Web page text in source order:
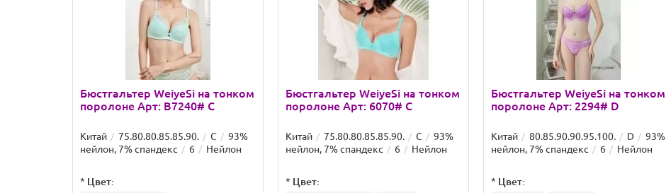
Бюстгальтер WeiyeSi на тонком
поролоне Арт: B7240# C
Китай 75.80.80.85.85.90. C
93%
нейлон, 7% спандекс
6 Нейлон
* Цвет:
Бюстгальтер WeiyeSi на тонком
поролоне Арт: 6070# C
Китай 75.80.80.85.85.90. C
93%
нейлон, 7% спандекс
6 Нейлон
* Цвет:
Бюстгальтер WeiyeSi на тонком
поролоне Арт: 2294# D
Китай 80.85.90.90.95.100. D
93%
нейлон, 7% спандекс
6 Нейлон
* Цвет: